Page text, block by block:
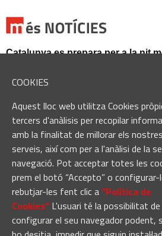
COOKIES
Aquest lloc web utilitza Cookies
tercers d'anàlisis per recopilar
amb la finalitat de millorar els nostres
serveis, així com per a l'anàlisi de la
navegació. Pot acceptar totes les
prem el botó “Accepto” o configurar-
rebutjar-les fent clic a“Política de
Cookies“ L'usuari té la possibilitat de
configurar el seu navegador podent,
Catalunya es prepara per a la nit
Sant Fruitós posa en valor el
restauració i exposició de peces
Es manté la previsió de pluges
El 3x3 de bàsquet de Solsona
estrena premis en metàl·lic
redaccio@manresadiari.cat |
Pompeu Fabra, 7-13, 08240-